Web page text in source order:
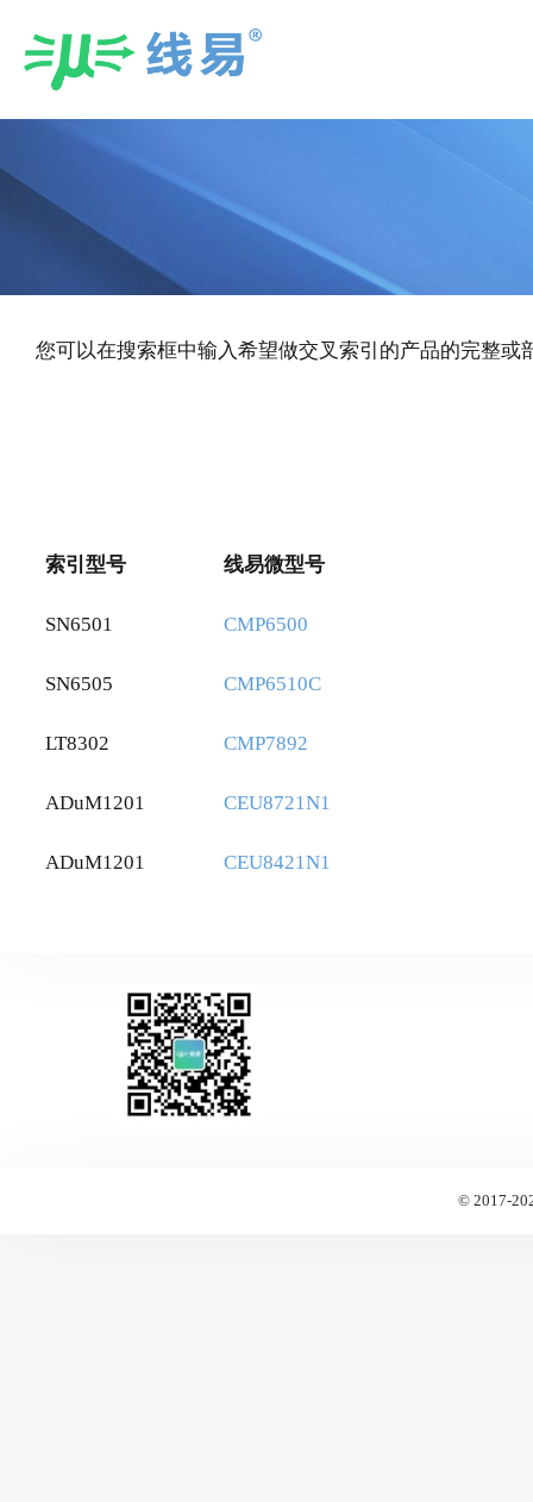
您可以在搜索框中输入希望做交叉索引的产品的完整或
索引型号 线易微型号
SN6501 CMP6500
SN6505 CMP6510C
LT8302 CMP7892
ADuM1201 CEU8721N1
ADuM1201 CEU8421N1
© 2017-